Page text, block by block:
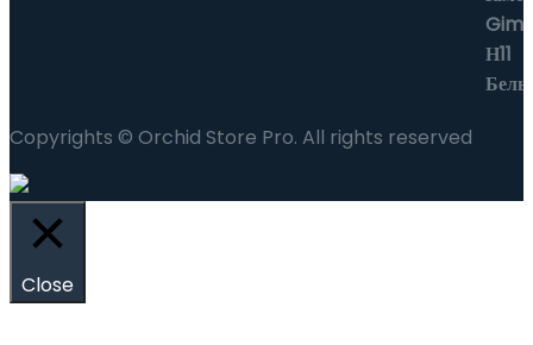
Copyrights © Orchid Store Pro. All rights reserved
Close